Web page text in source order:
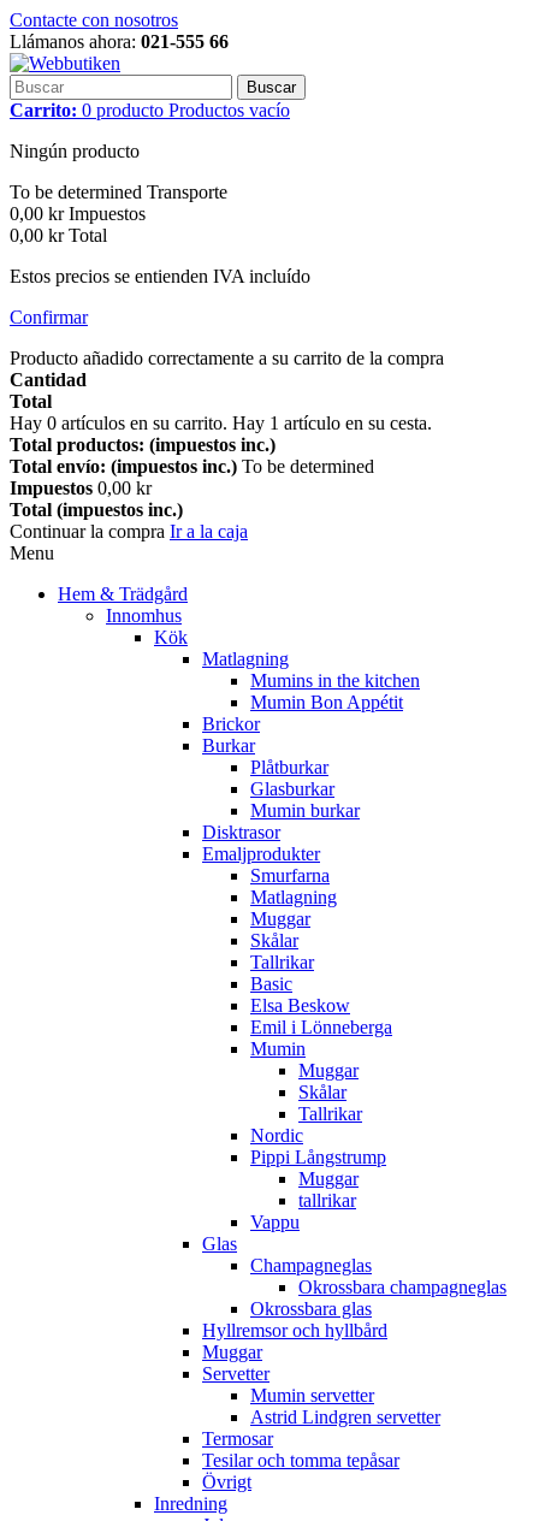
Contacte con nosotros
Llámanos ahora: 021-555 66
Buscar
Carrito: 0 producto Productos vacío
Ningún producto
To be determined Transporte
0,00 kr Impuestos
0,00 kr Total
Estos precios se entienden IVA incluído
Confirmar
Producto añadido correctamente a su carrito de la compra
Cantidad
Total
Hay 0 artículos en su carrito. Hay 1 artículo en su cesta.
Total productos: (impuestos inc.)
Total envío: (impuestos inc.) To be determined
Impuestos 0,00 kr
Total (impuestos inc.)
Continuar la compra Ir a la caja
Menu
Hem & Trädgård
Innomhus
Kök
Matlagning
Mumins in the kitchen
Mumin Bon Appétit
Brickor
Burkar
Plåtburkar
Glasburkar
Mumin burkar
Disktrasor
Emaljprodukter
Smurfarna
Matlagning
Muggar
Skålar
Tallrikar
Basic
Elsa Beskow
Emil i Lönneberga
Mumin
Muggar
Skålar
Tallrikar
Nordic
Pippi Långstrump
Muggar
tallrikar
Vappu
Glas
Champagneglas
Okrossbara champagneglas
Okrossbara glas
Hyllremsor och hyllbård
Muggar
Servetter
Mumin servetter
Astrid Lindgren servetter
Termosar
Tesilar och tomma tepåsar
Övrigt
Inredning